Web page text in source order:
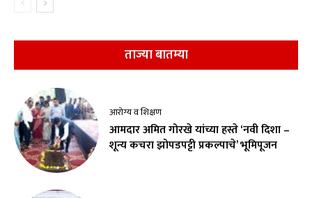
ताज्या बातम्या
आरोग्य व शिक्षण
आमदार अमित गोरखे यांच्या हस्ते ‘नवी दिशा –
शून्य कचरा झोपडपट्टी प्रकल्पाचे’ भूमिपूजन